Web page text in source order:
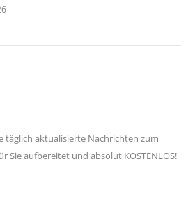
täglich aktualisierte Nachrichten zum
Sie aufbereitet und absolut KOSTENLOS!